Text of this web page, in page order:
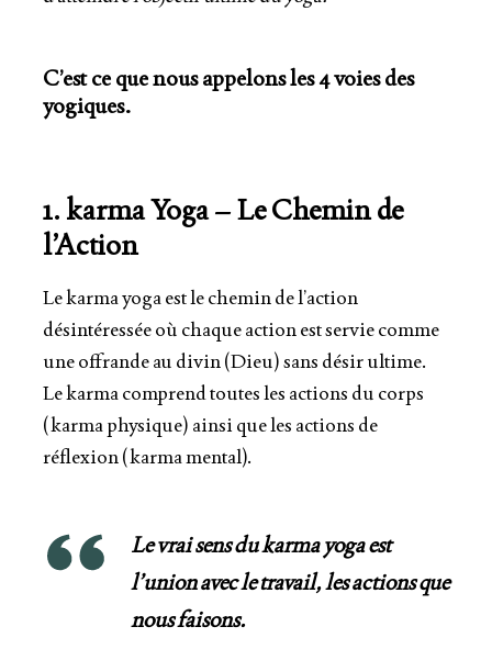
C’est ce que nous appelons les 4 voies des
yogiques.
1. karma Yoga – Le Chemin de
l’Action
Le karma yoga est le chemin de l’action
désintéressée où chaque action est servie comme
une offrande au divin (Dieu) sans désir ultime.
Le karma comprend toutes les actions du corps
(karma physique) ainsi que les actions de
réflexion (karma mental).
Le vrai sens du karma yoga est
l’union avec le travail, les actions que
nous faisons.